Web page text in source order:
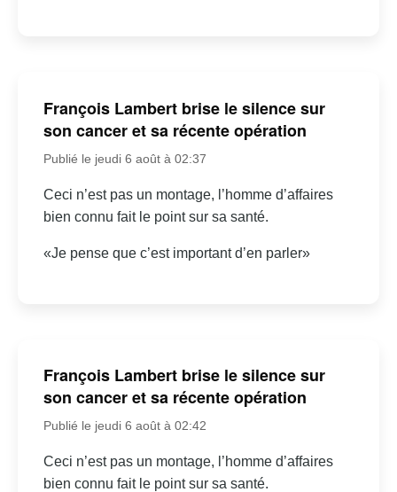
François Lambert brise le silence sur
son cancer et sa récente opération
Publié le jeudi 6 août à 02:37
Ceci n’est pas un montage, l’homme d’affaires
bien connu fait le point sur sa santé.
«Je pense que c’est important d’en parler»
François Lambert brise le silence sur
son cancer et sa récente opération
Publié le jeudi 6 août à 02:42
Ceci n’est pas un montage, l’homme d’affaires
bien connu fait le point sur sa santé.